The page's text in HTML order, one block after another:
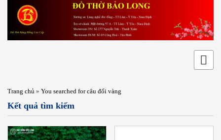
Trang chủ » You searched for câu đối vàng
Kết quả tìm kiếm